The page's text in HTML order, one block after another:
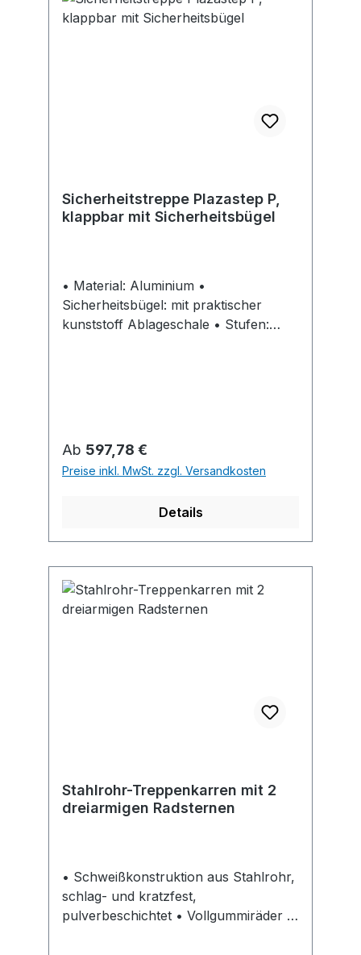
Sicherheitstreppe Plazastep P,
klappbar mit Sicherheitsbügel
• Material: Aluminium •
Sicherheitsbügel: mit praktischer
kunststoff Ablageschale • Stufen:
Geprüfte Sicherheit: entspricht der
Norm EN 14 183
Regulärer Preis:
Ab 597,78 €
Preise inkl. MwSt. zzgl. Versandkosten
Details
Stahlrohr-Treppenkarren mit 2
dreiarmigen Radsternen
• Schweißkonstruktion aus Stahlrohr,
schlag- und kratzfest,
pulverbeschichtet • Vollgummiräder •